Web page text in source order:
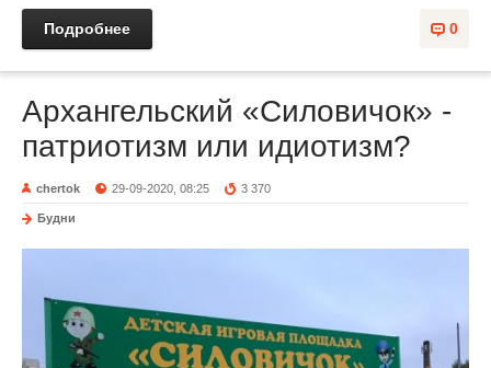
0
Подробнее
Архангельский «Силовичок» -
патриотизм или идиотизм?
chertok 29-09-2020, 08:25 3 370
Будни